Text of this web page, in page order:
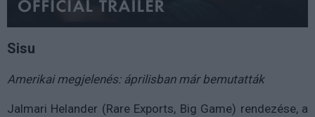
Sisu
Amerikai megjelenés: áprilisban már bemutatták
Jalmari Helander (Rare Exports, Big Game) rendezése, a